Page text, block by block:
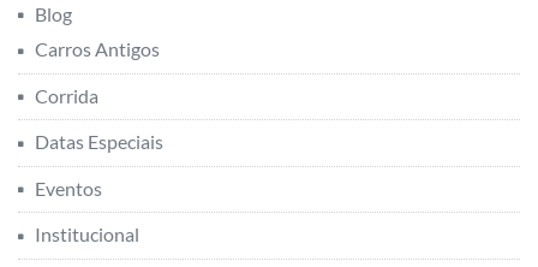
Blog
Carros Antigos
Corrida
Datas Especiais
Eventos
Institucional